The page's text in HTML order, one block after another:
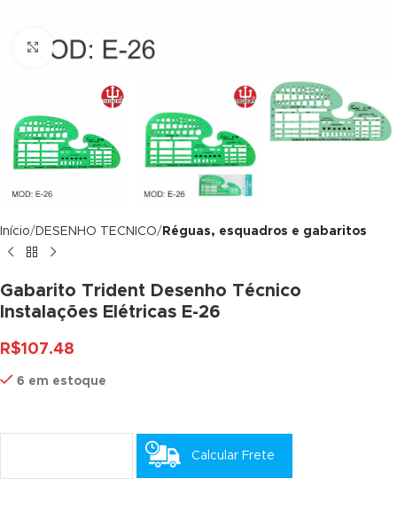
panel
panel
panel
panel
panel
panel
panel
satın al
Click to enlarge
Início DESENHO TECNICO Réguas, esquadros e gabaritos
Gabarito Trident Desenho Técnico
Instalações Elétricas E-26
R$107.48
6 em estoque
Calcular Frete